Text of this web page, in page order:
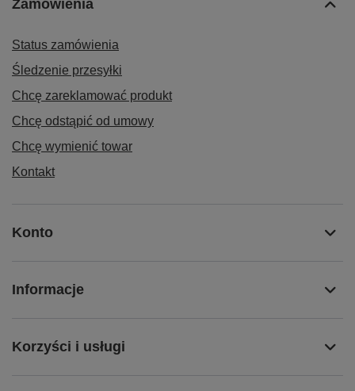
Zamówienia
Status zamówienia
Śledzenie przesyłki
Chcę zareklamować produkt
Chcę odstąpić od umowy
Chcę wymienić towar
Kontakt
Konto
Informacje
Korzyści i usługi